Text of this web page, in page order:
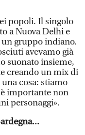
popoli. Il singolo
a Nuova Delhi e
gruppo indiano.
avevamo già
suonato insieme,
creando un mix di
cosa: stiamo
importante non
personaggi».